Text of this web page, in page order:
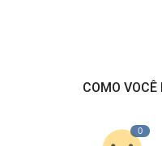
COMO VOCÊ
0